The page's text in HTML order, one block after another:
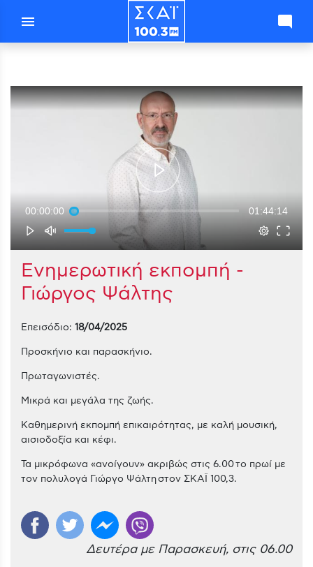
menu mode_comment
00:00:00 01:44:14
Ενημερωτική εκπομπή -
Γιώργος Ψάλτης
Επεισόδιο: 18/04/2025
Προσκήνιο και παρασκήνιο.
Πρωταγωνιστές.
Μικρά και μεγάλα της ζωής.
Kαθημερινή εκπομπή επικαιρότητας, με καλή μουσική,
αισιοδοξία και κέφι.
Τα μικρόφωνα «ανοίγουν» ακριβώς στις 6.00 το πρωί με
τον πολυλογά Γιώργο Ψάλτη στον ΣΚΑΪ 100,3.
Δευτέρα με Παρασκευή, στις 06.00